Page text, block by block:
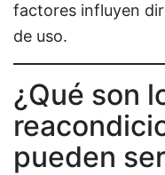
factores influyen
de uso.
¿Qué son
pueden